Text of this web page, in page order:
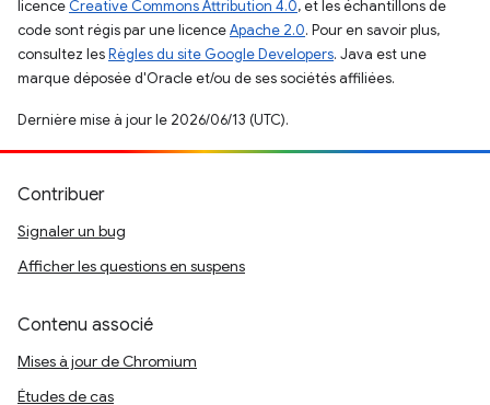
licence Creative Commons Attribution 4.0, et les échantillons de
code sont régis par une licenceApache 2.0. Pour en savoir plus,
consultez lesRègles du site Google Developers. Java est une
marque déposée d'Oracle et/ou de ses sociétés affiliées.
Dernière mise à jour le 2026/06/13 (UTC).
Contribuer
Signaler un bug
Afficher les questions en suspens
Contenu associé
Mises à jour de Chromium
Études de cas